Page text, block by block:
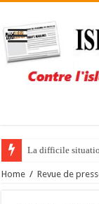
La difficile
Home / Revue de